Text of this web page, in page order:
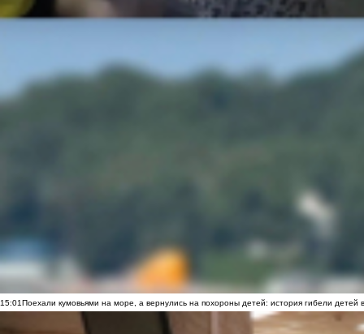
15:01Поехали кумовьями на море, а вернулись на похороны детей: история гибели детей